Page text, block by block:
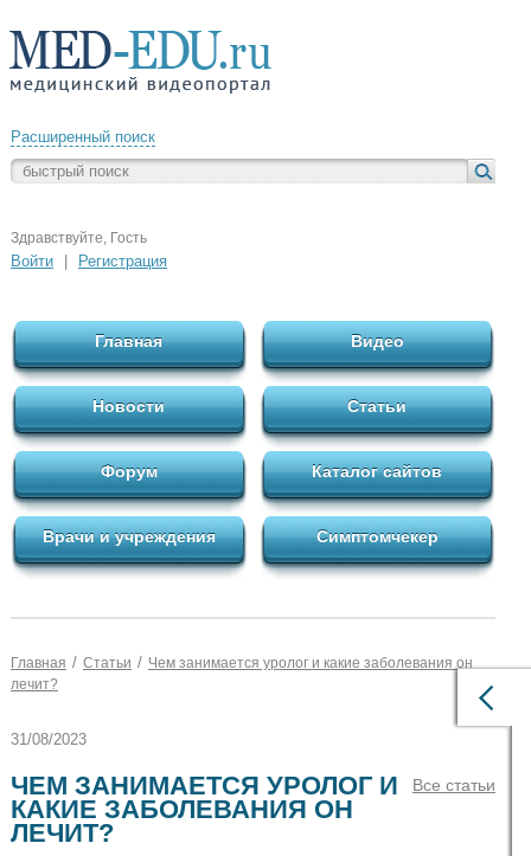
Расширенный поиск
Здравствуйте, Гость
Войти Регистрация
Главная Видео
Новости Статьи
Форум Каталог сайтов
Врачи и учреждения Симптомчекер
Главная / Статьи / Чем занимается уролог и какие заболевания он
лечит?
31/08/2023
Все статьи
ЧЕМ ЗАНИМАЕТСЯ УРОЛОГ И
КАКИЕ ЗАБОЛЕВАНИЯ ОН
ЛЕЧИТ?